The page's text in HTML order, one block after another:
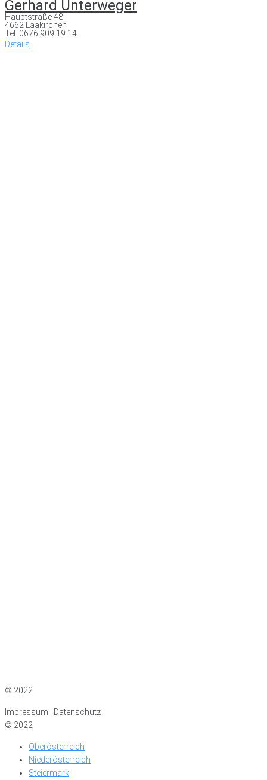
Gerhard Unterweger
Hauptstraße 48
4662 Laakirchen
Tel: 0676 909 19 14
Details
© 2022
Impressum | Datenschutz
© 2022
Oberösterreich
Niederösterreich
Steiermark